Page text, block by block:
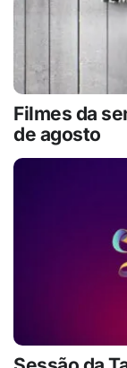
Filmes da
de agosto